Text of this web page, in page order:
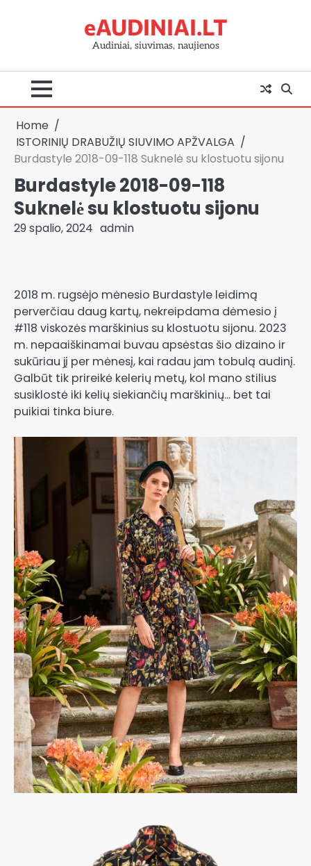
eAUDINIAI.LT
Audiniai, siuvimas, naujienos
Home
ISTORINIŲ DRABUŽIŲ SIUVIMO APŽVALGA
Burdastyle 2018-09-118 Suknelė su klostuotu sijonu
Burdastyle 2018-09-118
Suknelė su klostuotu sijonu
29 spalio, 2024 admin
2018 m. rugsėjo mėnesio Burdastyle leidimą
perverčiau daug kartų, nekreipdama dėmesio į
#118 viskozės marškinius su klostuotu sijonu. 2023
m. nepaaiškinamai buvau apsėstas šio dizaino ir
sukūriau jį per mėnesį, kai radau jam tobulą audinį.
Galbūt tik prireikė kelerių metų, kol mano stilius
susiklostė iki kelių siekiančių marškinių… bet tai
puikiai tinka biure.